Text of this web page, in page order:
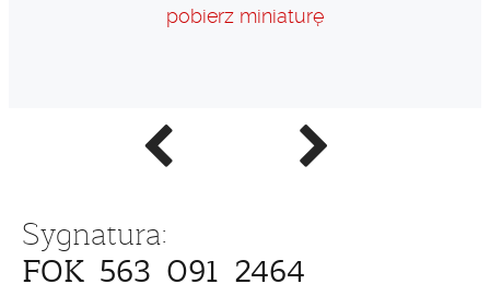
Poprzednie
zdjęcie
Następne
zdjęcie
pobierz miniaturę
Sygnatura:
FOK_563_091_2464